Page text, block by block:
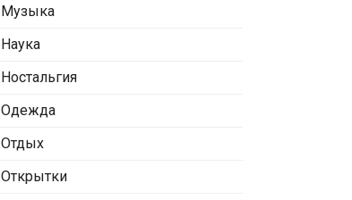
Музыка
Наука
Ностальгия
Одежда
Отдых
Открытки